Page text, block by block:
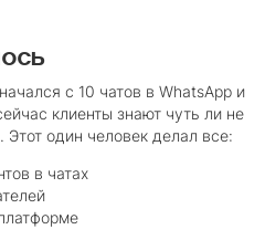
с 10 чатов в WhatsApp и
клиенты знают чуть ли не
один человек делал все:
в чатах